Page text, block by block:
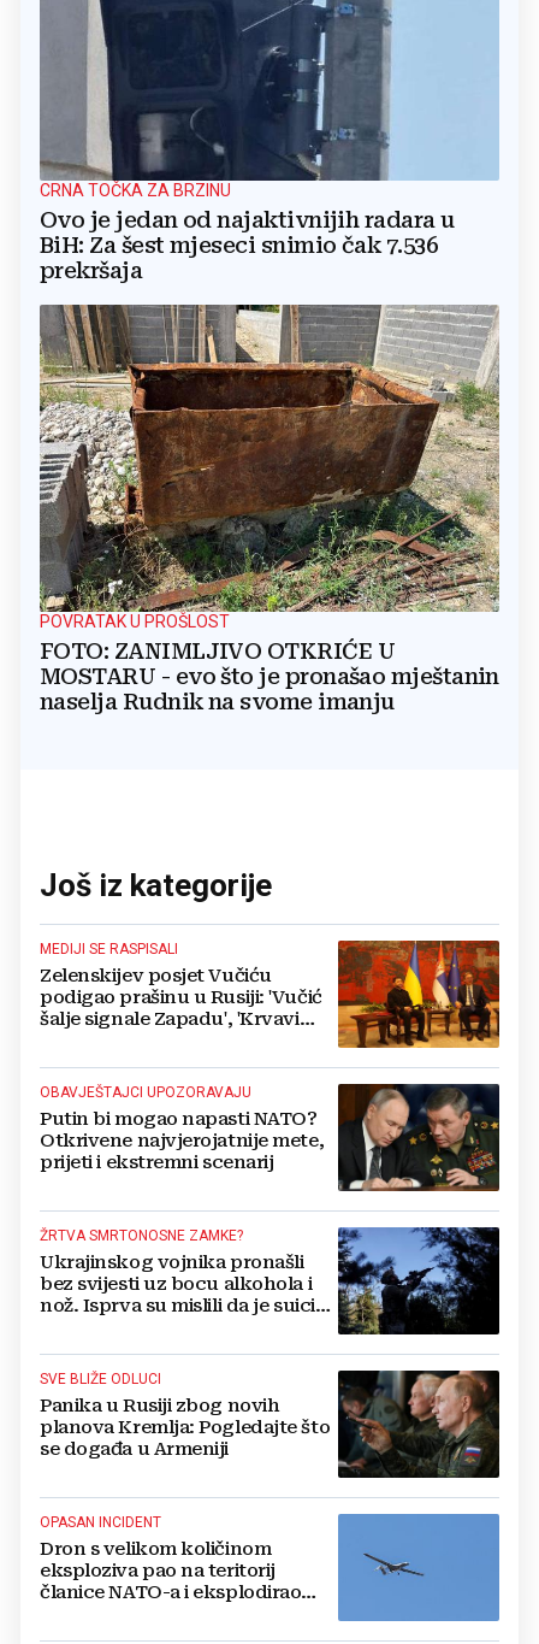
CRNA TOČKA ZA BRZINU
Ovo je jedan od najaktivnijih radara u
BiH: Za šest mjeseci snimio čak 7.536
prekršaja
POVRATAK U PROŠLOST
FOTO: ZANIMLJIVO OTKRIĆE U
MOSTARU - evo što je pronašao mještanin
naselja Rudnik na svome imanju
Još iz kategorije
MEDIJI SE RASPISALI
Zelenskijev posjet Vučiću
podigao prašinu u Rusiji: 'Vučić
šalje signale Zapadu', 'Krvavi
OBAVJEŠTAJCI UPOZORAVAJU
Putin bi mogao napasti NATO?
Otkrivene najvjerojatnije mete,
prijeti i ekstremni scenarij
ŽRTVA SMRTONOSNE ZAMKE?
Ukrajinskog vojnika pronašli
bez svijesti uz bocu alkohola i
nož. Isprva su mislili da je suicid,
SVE BLIŽE ODLUCI
Panika u Rusiji zbog novih
planova Kremlja: Pogledajte što
se događa u Armeniji
OPASAN INCIDENT
Dron s velikom količinom
eksploziva pao na teritorij
članice NATO-a i eksplodirao